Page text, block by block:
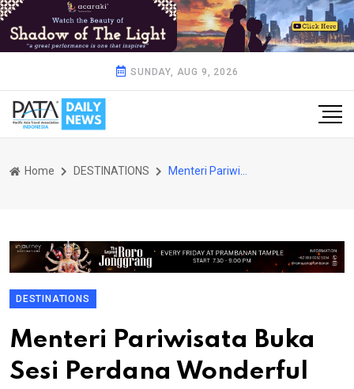
SUNDAY, AUG 9, 2026
Home DESTINATIONS Menteri Pariwisata Buka Sesi Perdana Wonderful Startup Academy Batch II
DESTINATIONS
Menteri Pariwisata Buka
Sesi Perdana Wonderful